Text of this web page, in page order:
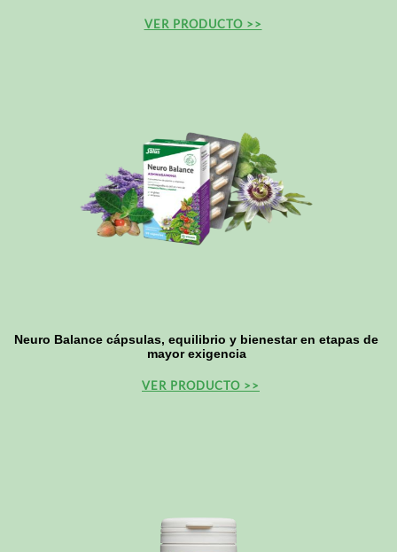
VER PRODUCTO >>
Neuro Balance cápsulas, equilibrio y bienestar en etapas de
mayor exigencia
VER PRODUCTO >>